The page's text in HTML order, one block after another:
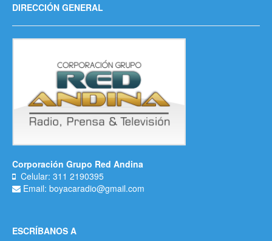
DIRECCIÓN GENERAL
Corporación Grupo Red Andina
Celular: 311 2190395
Email: boyacaradio@gmail.com
ESCRÍBANOS A